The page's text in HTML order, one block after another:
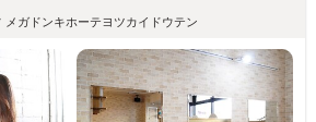
ガドンキホーテヨツカイドウテン